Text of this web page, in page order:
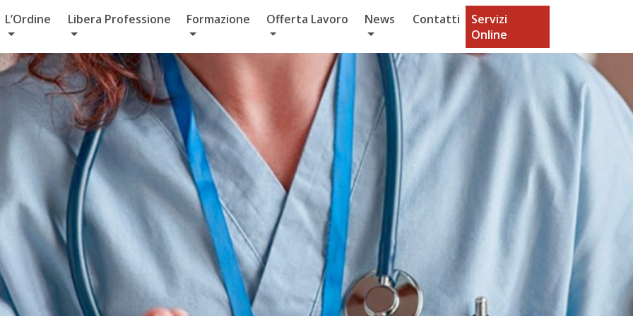
L’Ordine Libera Professione Formazione Offerta Lavoro News Contatti
Servizi
Online